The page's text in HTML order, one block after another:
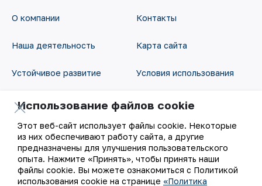
О компании
Наша деятельность
Устойчивое развитие
Инвесторам
Пресс-центр
Карьера
Цифровое правительство
Контакты
Карта сайта
Условия использования
Использование файлов
Открытые данные
RSS - лента
Использование файлов cookie
Этот веб-сайт использует файлы cookie. Некоторые
из них обеспечивают работу сайта, а другие
предназначены для улучшения пользовательского
опыта. Нажмите «Принять», чтобы принять наши
файлы cookie. Вы можете ознакомиться с Политикой
использования cookie на странице «Политика